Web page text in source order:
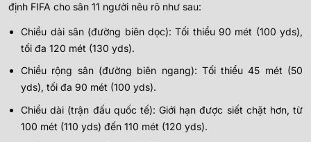
định FIFA cho sân 11 người nêu rõ như sau:
Chiều dài sân (đường biên dọc): Tối thiểu 90 mét (100 yds),
tối đa 120 mét (130 yds).
Chiều rộng sân (đường biên ngang): Tối thiểu 45 mét (50
yds), tối đa 90 mét (100 yds).
Chiều dài (trận đấu quốc tế): Giới hạn được siết chặt hơn, từ
100 mét (110 yds) đến 110 mét (120 yds).